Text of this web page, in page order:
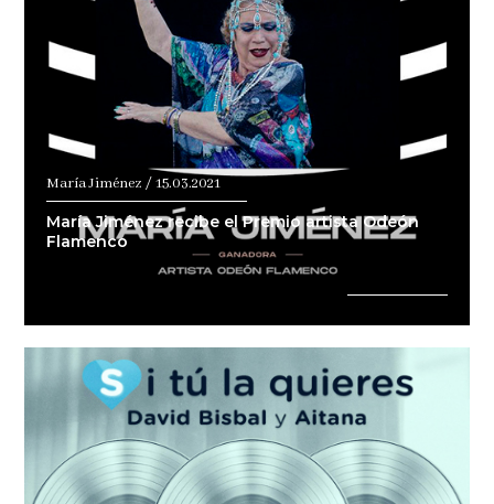
María Jiménez / 15.03.2021
María Jiménez recibe el Premio artista Odeón
Flamenco